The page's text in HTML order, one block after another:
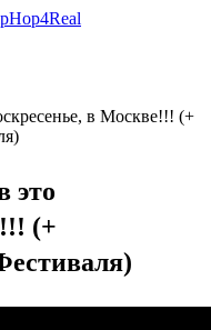
в Москве!!! (+
это
(+